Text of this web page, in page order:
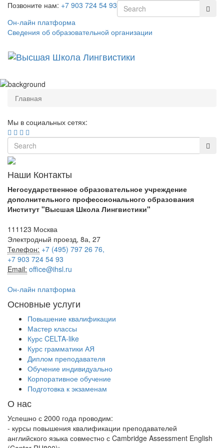
Позвоните нам: +7 903 724 54 93
Он-лайн платформа
Сведения об образовательной организации
Главная
Мы в социальных сетях:
Наши Контакты
Негосударственное образовательное учреждение
дополнительного профессионального образования
Институт "Высшая Школа Лингвистики"
111123 Москва
Электродный проезд, 8а, 27
Телефон: +7 (495) 797 26 76,
+7 903 724 54 93
Email: office@ihsl.ru
Он-лайн платформа
Основные услуги
Повышение квалификации
Мастер классы
Курс CELTA-like
Курс грамматики АЯ
Диплом преподавателя
Обучение индивидуально
Корпоративное обучение
Подготовка к экзаменам
О нас
Успешно с 2000 года проводим:
- курсы повышения квалификации преподавателей
английского языка совместно с Cambridge Assessment English